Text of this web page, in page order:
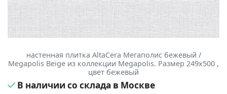
настенная плитка AltaCera Мегаполис бежевый /
Megapolis Beige из коллекции Megapolis. Размер 249x500 ,
цвет бежевый
В наличии со склада в Москве